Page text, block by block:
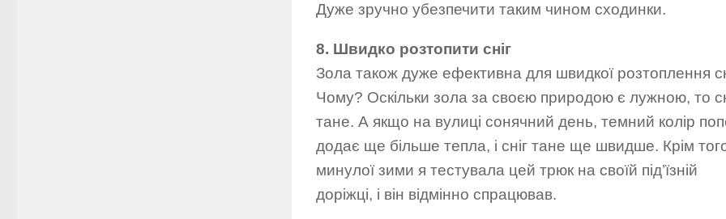
Дуже зручно убезпечити таким чином сходинки.
8. Швидко розтопити сніг
Зола також дуже ефективна для швидкої розтоплення
Чому? Оскільки зола за своєю природою є лужною, то
тане. А якщо на вулиці сонячний день, темний колір
додає ще більше тепла, і сніг тане ще швидше. Крім
минулої зими я тестувала цей трюк на своїй під’їзній
доріжці, і він відмінно спрацював.